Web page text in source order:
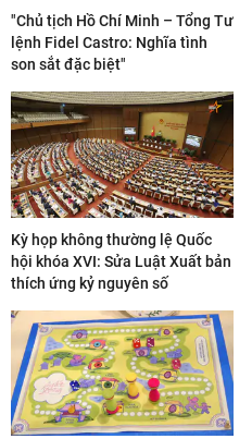
"Chủ tịch Hồ Chí Minh – Tổng Tư
lệnh Fidel Castro: Nghĩa tình
son sắt đặc biệt"
Kỳ họp không thường lệ Quốc
hội khóa XVI: Sửa Luật Xuất bản
thích ứng kỷ nguyên số